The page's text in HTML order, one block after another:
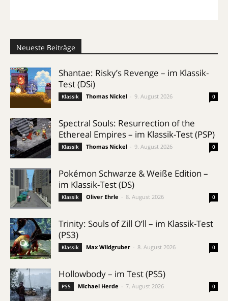
Neueste Beiträge
Shantae: Risky’s Revenge – im Klassik-
Test (DSi)
Klassik Thomas Nickel 9. August 2026 0
Spectral Souls: Resurrection of the
Ethereal Empires – im Klassik-Test (PSP)
Klassik Thomas Nickel 9. August 2026 0
Pokémon Schwarze & Weiße Edition –
im Klassik-Test (DS)
Klassik Oliver Ehrle 8. August 2026 0
Trinity: Souls of Zill O’ll – im Klassik-Test
(PS3)
Klassik Max Wildgruber 8. August 2026 0
Hollowbody – im Test (PS5)
PS5 Michael Herde 7. August 2026 0